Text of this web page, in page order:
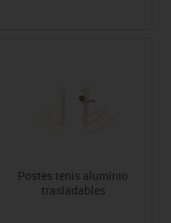
Postes tenis aluminio
trasladables